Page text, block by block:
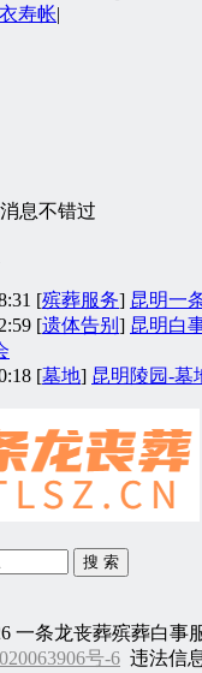
寿帐|
息不错过
[殡葬服务] 昆明一
[遗体告别 ] 昆明白
[墓地] 昆明陵园-墓
一条龙丧葬殡葬白事
号-6 违法信